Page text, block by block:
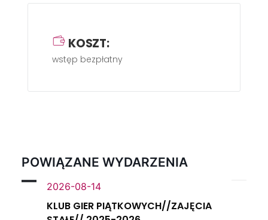
KOSZT:
wstęp bezpłatny
POWIĄZANE WYDARZENIA
2026-08-14
KLUB GIER PIĄTKOWYCH//ZAJĘCIA